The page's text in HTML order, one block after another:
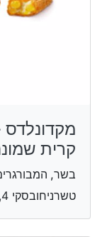
מקדונלדס
קרית
בשר,
טשרניחובסקי 4, קרית שמונה